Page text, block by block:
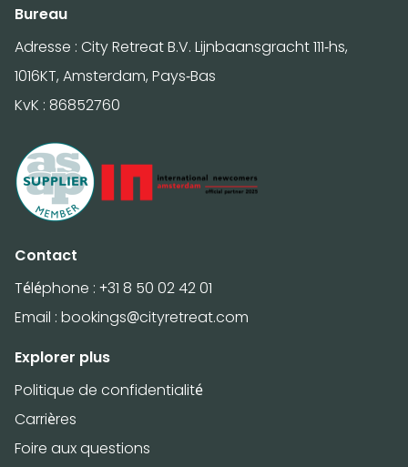
Bureau
Adresse : City Retreat B.V. Lijnbaansgracht 111-hs,
1016KT, Amsterdam, Pays-Bas
KvK : 86852760
Contact
Téléphone : +31 8 50 02 42 01
Email : bookings@cityretreat.com
Explorer plus
Politique de confidentialité
Carrières
Foire aux questions